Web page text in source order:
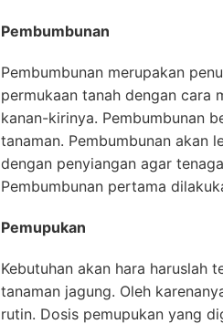
Pembumbunan
Pembumbunan merupakan
permukaan tanah dengan cara
kanan-kirinya. Pembumbunan
tanaman. Pembumbunan akan
dengan penyiangan agar
Pembumbunan pertama
Pemupukan
Kebutuhan akan hara haruslah
tanaman jagung. Oleh
rutin. Dosis pemupukan yang